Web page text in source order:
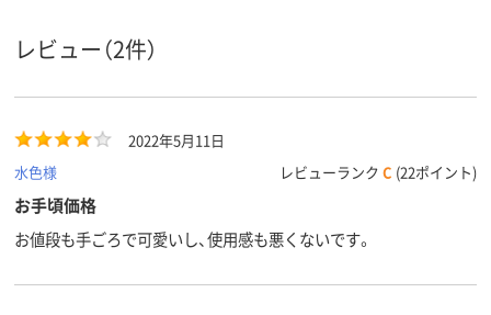
レビュー（2件）
2022年5月11日
水色様
レビューランク C (22ポイント)
お手頃価格
お値段も手ごろで可愛いし、使用感も悪くないです。